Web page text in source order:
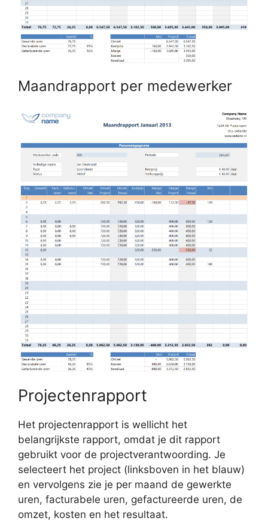
Maandrapport per medewerker
Projectenrapport
Het projectenrapport is wellicht het
belangrijkste rapport, omdat je dit rapport
gebruikt voor de projectverantwoording. Je
selecteert het project (linksboven in het blauw)
en vervolgens zie je per maand de gewerkte
uren, facturabele uren, gefactureerde uren, de
omzet, kosten en het resultaat.